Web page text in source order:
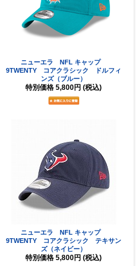
ニューエラ NFL キャップ
9TWENTY コアクラシック ドルフィ
ンズ（ブルー）
特別価格 5,800円 (税込)
ニューエラ NFL キャップ
9TWENTY コアクラシック テキサン
ズ（ネイビー）
特別価格 5,800円 (税込)